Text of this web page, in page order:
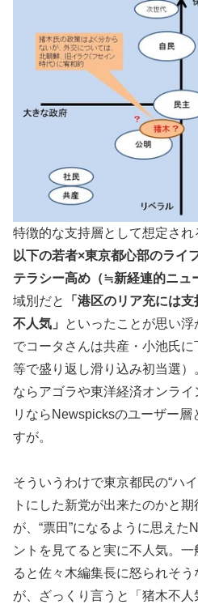
特徴的な支持層として想定され
以下の若者×東京都心部のライ
テラシー高め（≒新経連的ニュ
域別だと
「港区のリア充には
不人気」
といったことが思い
でコータさんは共産・小池氏
等で盛り返し滑り込み初当選
ならアゴラや東洋経済オンラ
リならNewspicksのユーザー層
すが。
そういうわけで東京都民の“ハ
トにした新党が出来たのかと
が、“票田”になるように思えた
ントを見てると実に不人気。
ると佐々木編集長に怒られそ
が、ざっくり言うと「猪木不人